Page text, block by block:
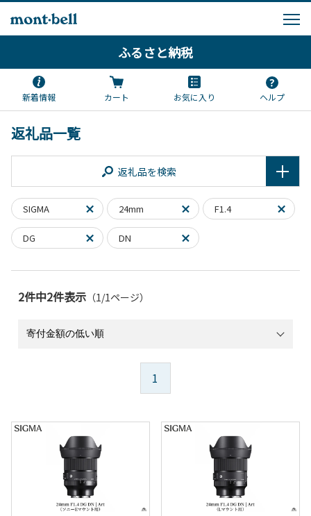
ふるさと納税
新着情報 カート お気に入り ヘルプ
返礼品一覧
返礼品を検索
SIGMA 24mm F1.4
DG DN
2件中2件表示 （1/1ページ）
1